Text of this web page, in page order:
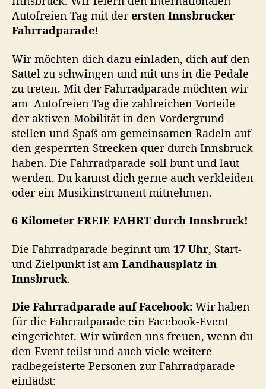
o
r
m
e
E
I
E
F
A
H
R
T
u
r
h
n
n
r
c
k
!
–
Autofreien Tag mit derersten Innsbrucker
Fahrradparade!
Wir möchten dich dazu einladen, dich auf den
Sattel zu schwingen und mit uns in die Pedale
zu treten. Mit der Fahrradparade möchten wir
am Autofreien Tag die zahlreichen Vorteile
der aktiven Mobilität in den Vordergrund
stellen und Spaß am gemeinsamen Radeln auf
den gesperrten Strecken quer durch Innsbruck
haben. Die Fahrradparade soll bunt und laut
werden. Du kannst dich gerne auch verkleiden
oder ein Musikinstrument mitnehmen.
6 Kilometer FREIE FAHRT durch Innsbruck!
Die Fahrradparade beginnt um 17 Uhr, Start-
und Zielpunkt ist am Landhausplatz in
Innsbruck.
Die Fahrradparade auf Facebook: Wir haben
für die Fahrradparade ein Facebook-Event
eingerichtet. Wir würden uns freuen, wenn du
den Event teilst und auch viele weitere
radbegeisterte Personen zur Fahrradparade
einlädst: